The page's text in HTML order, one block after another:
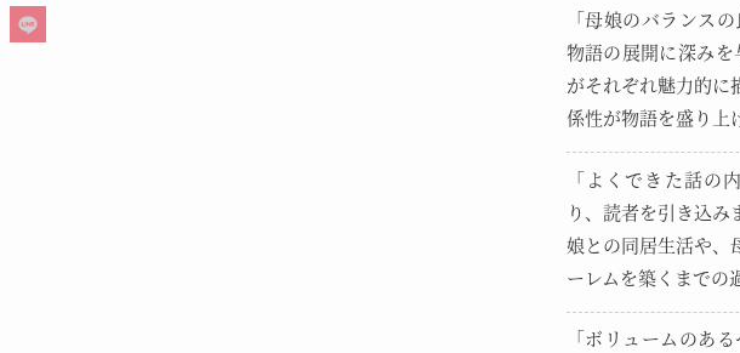
「母娘のバランス
物語の展開に深み
がそれぞれ魅力的に
係性が物語を盛り上
「よくできた話の
り、読者を引き込
娘との同居生活や、
ーレムを築くまでの
「ボリュームのあ